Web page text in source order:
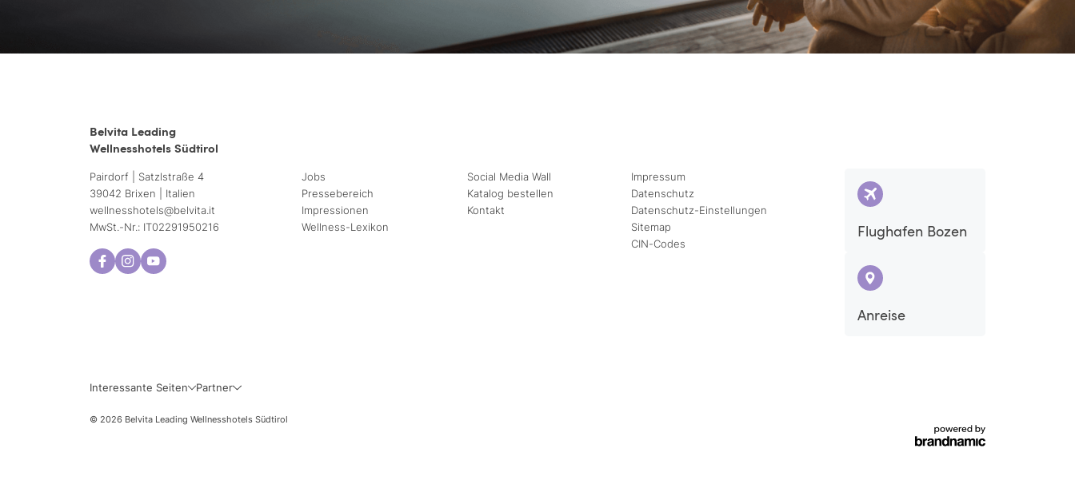
Belvita Leading
Wellnesshotels Südtirol
Pairdorf | Satzlstraße 4
39042 Brixen | Italien
wellnesshotels@belvita.it
MwSt.-Nr.: IT02291950216
Jobs
Pressebereich
Impressionen
Wellness-Lexikon
Social Media Wall
Katalog bestellen
Kontakt
Impressum
Datenschutz
Datenschutz-Einstellungen
Sitemap
CIN-Codes
Flughafen Bozen
Anreise
Interessante Seiten Partner
© 2026 Belvita Leading Wellnesshotels Südtirol